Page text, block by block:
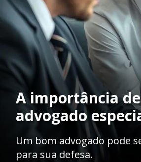
A importância
advogado
Um bom advogado pode
para sua defesa.